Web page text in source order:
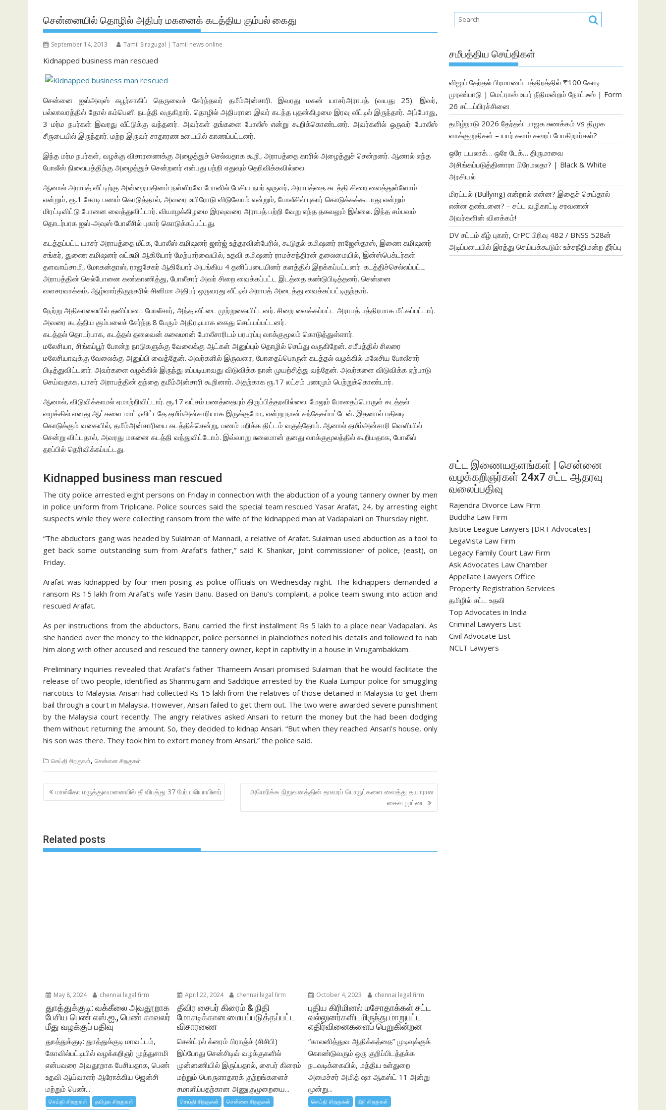
சென்னையில் தொழில் அதிபர் மகனைக் கடத்திய கும்பல் கைது
September 14, 2013 Tamil Siragugal | Tamil news online
Kidnapped business man rescued
சென்னை ஐஸ்அவுஸ் கபூர்சாகிப் தெருவைச் சேர்ந்தவர் தமீம்அன்சாரி. இவரது மகன் யாசர்அராபத் (வயது 25). இவர்,
பல்லாவரத்தில் தோல் கம்பெனி நடத்தி வருகிறார். தொழில் அதிபரான இவர் கடந்த புதன்கிழமை இரவு வீட்டில் இருந்தார். அப்போது,
3 மர்ம நபர்கள் இவரது வீட்டுக்கு வந்தனர். அவர்கள் தங்களை போலீஸ் என்று கூறிக்கொண்டனர். அவர்களில் ஒருவர் போலீஸ்
சீருடையில் இருந்தார். மற்ற இருவர் சாதாரண உடையில் காணப்பட்டனர்.
இந்த மர்ம நபர்கள், வழக்கு விசாரணைக்கு அழைத்துச் செல்வதாக கூறி, அராபத்தை காரில் அழைத்துச் சென்றனர். ஆனால் எந்த
போலீஸ் நிலையத்திற்கு அழைத்துச் சென்றனர் என்பது பற்றி எதுவும் தெரிவிக்கவில்லை.
ஆனால் அராபத் வீட்டிற்கு அன்றையதினம் நள்ளிரவே போனில் பேசிய நபர் ஒருவர், அராபத்தை கடத்தி சிறை வைத்துள்ளோம்
என்றும், ரூ.1 கோடி பணம் கொடுத்தால், அவரை உயிரோடு விடுவோம் என்றும், போலீசில் புகார் கொடுக்கக்கூடாது என்றும்
மிரட்டிவிட்டு போனை வைத்துவிட்டார். வியாழக்கிழமை இரவுவரை அராபத் பற்றி வேறு எந்த தகவலும் இல்லை. இந்த சம்பவம்
தொடர்பாக ஐஸ்-அவுஸ் போலீசில் புகார் கொடுக்கப்பட்டது.
கடத்தப்பட்ட யாசர் அராபத்தை மீட்க, போலீஸ் கமிஷனர் ஜார்ஜ் உத்தரவின்பேரில், கூடுதல் கமிஷனர் ராஜேஸ்தாஸ், இணை கமிஷனர்
சங்கர், துணை கமிஷனர் லட்சுமி ஆகியோர் மேற்பார்வையில், உதவி கமிஷனர் ராமச்சந்திரன் தலைமையில், இன்ஸ்பெக்டர்கள்
தளவாய்சாமி, மோகன்தாஸ், ராஜசேகர் ஆகியோர் அடங்கிய 4 தனிப்படையினர் களத்தில் இறக்கப்பட்டனர். கடத்திச்செல்லப்பட்ட
அராபத்தின் செல்போனை கண்காணித்து, போலீசார் அவர் சிறை வைக்கப்பட்ட இடத்தை கண்டுபிடித்தனர். சென்னை
வளசரவாக்கம், ஆழ்வார்திருநகரில் சினிமா அதிபர் ஒருவரது வீட்டில் அராபத் அடைத்து வைக்கப்பட்டிருந்தார்.
நேற்று அதிகாலையில் தனிப்படை போலீசார், அந்த வீட்டை முற்றுகையிட்டனர். சிறை வைக்கப்பட்ட அராபத் பத்திரமாக மீட்கப்பட்டார்.
அவரை கடத்திய கும்பலைச் சேர்ந்த 8 பேரும் அதிரடியாக கைது செய்யப்பட்டனர்.
கடத்தல் தொடர்பாக, கடத்தல் தலைவன் சுலைமான் போலீசாரிடம் பரபரப்பு வாக்குமூலம் கொடுத்துள்ளார்.
மலேசியா, சிங்கப்பூர் போன்ற நாடுகளுக்கு வேலைக்கு ஆட்கள் அனுப்பும் தொழில் செய்து வருகிறேன். சமீபத்தில் சிலரை
மலேசியாவுக்கு வேலைக்கு அனுப்பி வைத்தேன். அவர்களில் இருவரை, போதைப்பொருள் கடத்தல் வழக்கில் மலேசிய போலீசார்
பிடித்துவிட்டனர். அவர்களை வழக்கில் இருந்து எப்படியாவது விடுவிக்க நான் முயற்சித்து வந்தேன். அவர்களை விடுவிக்க ஏற்பாடு
செய்வதாக, யாசர் அராபத்தின் தந்தை தமீம்அன்சாரி கூறினார். அதற்காக ரூ.17 லட்சம் பணமும் பெற்றுக்கொண்டார்.
ஆனால், விடுவிக்காமல் ஏமாற்றிவிட்டார். ரூ.17 லட்சம் பணத்தையும் திருப்பித்தரவில்லை. மேலும் போதைப்பொருள் கடத்தல்
வழக்கில் எனது ஆட்களை மாட்டிவிட்டதே தமீம்அன்சாரியாக இருக்குமோ, என்று நான் சந்தேகப்பட்டேன். இதனால் பதிலடி
கொடுக்கும் வகையில், தமீம்அன்சாரியை கடத்திச்சென்று, பணம் பறிக்க திட்டம் வகுத்தோம். ஆனால் தமீம்அன்சாரி வெளியில்
சென்று விட்டதால், அவரது மகனை கடத்தி வந்துவிட்டோம். இவ்வாறு சுலைமான் தனது வாக்குமூலத்தில் கூறியதாக, போலீஸ்
தரப்பில் தெரிவிக்கப்பட்டது.
Kidnapped business man rescued
The city police arrested eight persons on Friday in connection with the abduction of a young tannery owner by men
in police uniform from Triplicane. Police sources said the special team rescued Yasar Ara­fat, 24, by arresting eight
suspects while they were collecting ransom from the wife of the kidnapped man at Vadapalani on Thursday night.
“The abductors gang was headed by Sulaiman of Mannadi, a relative of Arafat. Sulaiman used abduction as a tool to
get back some outstanding sum from Arafat’s father,” said K. Shankar, joint commissioner of police, (east), on
Friday.
Arafat was kidnapped by four men posing as police officials on Wednesday night. The kidnappers demanded a
ransom Rs 15 lakh from Arafat’s wife Yasin Banu. Bas­ed on Banu’s compla­int, a police team swung into action and
rescued Ara­fat.
As per instructions from the abductors, Banu carried the first installment Rs 5 lakh to a place near Vadapalani. As
she handed over the money to the kidnapper, police personnel in plainclothes noted his details and followed to nab
him along with other accused and rescued the tannery owner, kept in captivity in a house in Virugambakkam.
Preliminary inquiries revealed that Arafat’s father Thameem Ansari promised Sulaiman that he would facilitate the
release of two people, identified as Shanmugam and Saddique arrested by the Kuala Lumpur police for smuggling
narcotics to Malaysia. Ansari had collected Rs 15 lakh from the relatives of those detained in Malay­sia to get them
bail thro­ugh a court in Malay­sia. However, Ansari failed to get them out. The tw­o were awarded severe pun­is­hment
by the Malaysia court recently. The angry relatives asked Ansari to return the money but the had been dodging
them without returning the amount. So, they decided to kidnap Ansari. “But when they reached Ans­ari’s house, only
his son was there. They took him to extort money from Ansari,” the police said.
செய்தி சிறகுகள், சென்னை சிறகுகள்
Post
navigation
மாஸ்கோ மருத்துவமனையில் தீ விபத்து 37 பேர் பலியாயினர்
அமெரிக்க நிறுவனத்தின் தாவரப் பொருட்களை வைத்து தயாரான
சைவ முட்டை
Related posts
May 8, 2024 chennai legal firm
துாத்துக்குடி: வக்கீலை அவதூறாக
பேசிய பெண் எஸ்.ஐ., பெண் காவலர்
மீது வழக்குப் பதிவு
துாத்துக்குடி: துாத்துக்குடி மாவட்டம்,
கோவில்பட்டியில் வழக்கறிஞர் முத்துசாமி
என்பவரை அவதூறாக பேசியதாக, பெண்
உதவி ஆய்வாளர் ஆரோக்கிய ஜென்சி
மற்றும் பெண்...
செய்தி சிறகுகள் தமிழக சிறகுகள்
April 22, 2024 chennai legal firm
தீவிர சைபர் கிரைம் & நிதி
மோசடிக்கான மையப்படுத்தப்பட்ட
விசாரணை
சென்ட்ரல் க்ரைம் பிராஞ்ச் (சிசிபி)
இப்போது சென்சிடிவ் வழக்குகளில்
முன்னணியில் இருப்பதால், சைபர் கிரைம்
மற்றும் பொருளாதாரக் குற்றங்களைச்
சமாளிப்பதற்கான அணுகுமுறையை...
செய்தி சிறகுகள் சென்னை சிறகுகள்
October 4, 2023 chennai legal firm
புதிய கிரிமினல் மசோதாக்கள் சட்ட
வல்லுனர்களிடமிருந்து மாறுபட்ட
எதிர்வினைகளைப் பெறுகின்றன
“காலனித்துவ ஆதிக்கத்தை” முடிவுக்குக்
கொண்டுவரும் ஒரு குறிப்பிடத்தக்க
நடவடிக்கையில், மத்திய உள்துறை
அமைச்சர் அமித் ஷா ஆகஸ்ட் 11 அன்று
மூன்று...
செய்தி சிறகுகள் நீதி சிறகுகள்
சமீபத்திய செய்திகள்
விஜய் தேர்தல் பிரமாணப் பத்திரத்தில் ₹100 கோடி
முரண்பாடு | மெட்ராஸ் உயர் நீதிமன்றம் நோட்டீஸ் | Form
26 சட்டப்பிரச்சினை
தமிழ்நாடு 2026 தேர்தல்: பாஜக சுணக்கம் vs திமுக
வாக்குறுதிகள் – யார் களம் கவரப் போகிறார்கள்?
ஒரே டயலாக்… ஒரே டேக்… திருமாவை
அசிங்கப்படுத்தினாரா பிரேமலதா? | Black & White
அரசியல்
மிரட்டல் (Bullying) என்றால் என்ன? இதைச் செய்தால்
என்ன தண்டனை? – சட்ட வழிகாட்டி சரவணன்
அவர்களின் விளக்கம்!
DV சட்டம் கீழ் புகார், CrPC பிரிவு 482 / BNSS 528ன்
அடிப்படையில் இரத்து செய்யக்கூடும்: உச்சநீதிமன்ற தீர்ப்பு
சட்ட இணையதளங்கள் | சென்னை
வழக்கறிஞர்கள் 24x7 சட்ட ஆதரவு
வலைப்பதிவு
Rajendra Divorce Law Firm
Buddha Law Firm
Justice League Lawyers [DRT Advocates]
LegaVista Law Firm
Legacy Family Court Law Firm
Ask Advocates Law Chamber
Appellate Lawyers Office
Property Registration Services
தமிழில் சட்ட உதவி
Top Advocates in India
Criminal Lawyers List
Civil Advocate List
NCLT Lawyers